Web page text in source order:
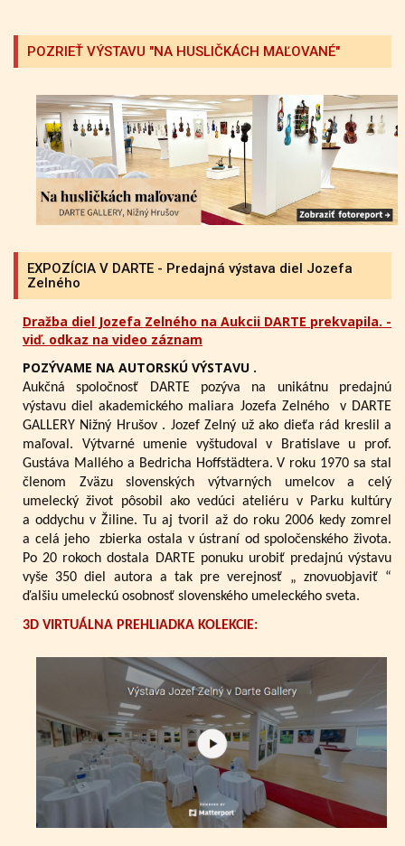
POZRIEŤ VÝSTAVU "NA HUSLIČKÁCH MAĽOVANÉ"
EXPOZÍCIA V DARTE - Predajná výstava diel Jozefa
Zelného
Dražba diel Jozefa Zelného na Aukcii DARTE prekvapila. -
viď. odkaz na video záznam
POZÝVAME NA AUTORSKÚ VÝSTAVU .
Aukčná spoločnosť DARTE pozýva na unikátnu predajnú
výstavu diel akademického maliara Jozefa Zelného
v DARTE
GALLERY Nižný Hrušov . Jozef Zelný už ako dieťa rád kreslil a
maľoval. Výtvarné umenie vyštudoval v Bratislave u prof.
Gustáva Mallého a Bedricha Hoffstädtera. V roku 1970 sa stal
členom Zväzu slovenských výtvarných umelcov a celý
umelecký život pôsobil ako vedúci ateliéru v Parku kultúry
a oddychu v Žiline. Tu aj tvoril až do roku 2006 kedy zomrel
a celá jeho zbierka ostala v ústraní od spoločenského života.
Po 20 rokoch dostala DARTE ponuku urobiť predajnú výstavu
vyše 350 diel autora a tak pre verejnosť „ znovuobjaviť “
ďalšiu umeleckú osobnosť slovenského umeleckého sveta.
3D VIRTUÁLNA PREHLIADKA KOLEKCIE: